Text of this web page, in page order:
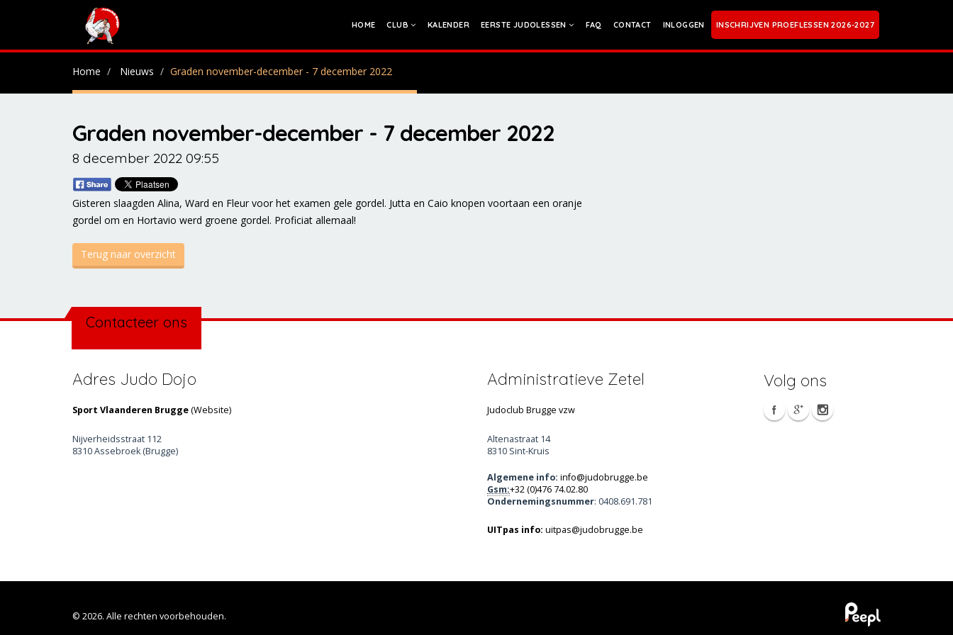
HOME CLUB KALENDER EERSTE JUDOLESSEN FAQ CONTACT INLOGGEN INSCHRIJVEN PROEFLESSEN 2026-2027
Home Nieuws Graden november-december - 7 december 2022
Graden november-december - 7 december 2022
8 december 2022 09:55
Gisteren slaagden Alina, Ward en Fleur voor het examen gele gordel. Jutta en Caio knopen voortaan een oranje
gordel om en Hortavio werd groene gordel. Proficiat allemaal!
Terug naar overzicht
Contacteer ons
Adres Judo Dojo
Sport Vlaanderen Brugge(Website)
Nijverheidsstraat 112
8310 Assebroek (Brugge)
Administratieve Zetel
Judoclub Brugge vzw
Altenastraat 14
8310 Sint-Kruis
Algemene info: info@judobrugge.be
Gsm:+32 (0)476 74.02.80
Ondernemingsnummer: 0408.691.781
UITpas info: uitpas@judobrugge.be
Volg ons
© 2026. Alle rechten voorbehouden.